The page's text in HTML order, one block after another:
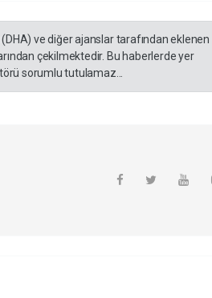
ve diğer ajanslar tarafından eklenen
çekilmektedir. Bu haberlerde yer
sorumlu tutulamaz...